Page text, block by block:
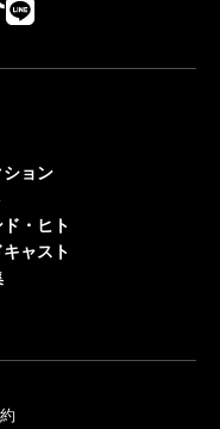
ション
・ヒト
ャスト